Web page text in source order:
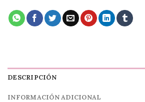
DESCRIPCIÓN
INFORMACIÓN ADICIONAL